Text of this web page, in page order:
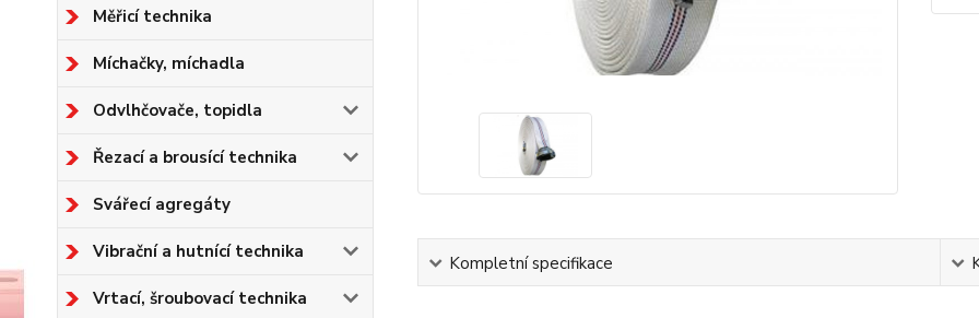
Měřicí technika
Míchačky, míchadla
Odvlhčovače, topidla
Řezací a brousící technika
Svářecí agregáty
Vibrační a hutnící technika
Vrtací, šroubovací technika
Kompletní specifikace